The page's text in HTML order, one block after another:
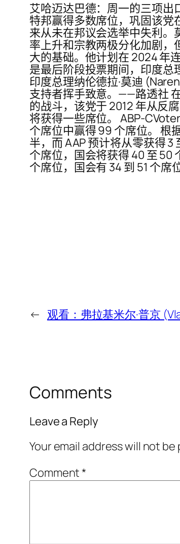
艾哈迈达巴德：周一的三项出
特邦赢得多数席位，巩固该党
来从未在邦议会选举中失利。
率上升和宗教两极分化加剧
大的基础。他计划在 2024 年
是最后阶段投票期间，印度总
印度总理纳伦德拉·莫迪
支持者挥手致意。——路透社
的战斗，该党于 2012 年从反
将获得一些席位。 ABP-
个席位中赢得 99 个席位。 根
半，而 AAP 预计将从零获得 3
个席位，国会将获得 40 至 50
个席位，国会有 34 到 51 个席
← 观看：弗拉基米尔·普京
Comments
Leave a Reply
Your email address will not be
Comment*